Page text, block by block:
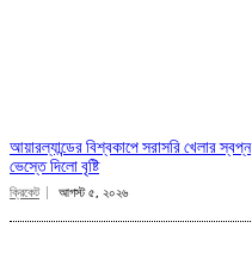
আয়ারল্যান্ডের বিশ্বকাপে সরাসরি খেলার স্বপ্ন
ভেস্তে দিলো বৃষ্টি
ক্রিকেট আগস্ট ৫, ২০২৬